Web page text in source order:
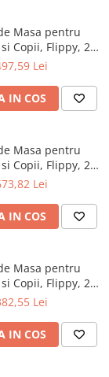
Masa pentru
Copii, Flippy, 2
Detasabile,
de Siguranta,
Spatar
Lei
IN COS
Masa pentru
Copii, Flippy, 2
Detasabile,
de Siguranta,
Spatar
Lei
IN COS
Masa pentru
Copii, Flippy, 2
Jucarii si Husa
de Siguranta,
Moale,
Lei
IN COS